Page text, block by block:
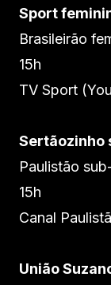
Sport
Brasileirão
15h
TV Sport
Sertãozinho
Paulistão
15h
Canal
União